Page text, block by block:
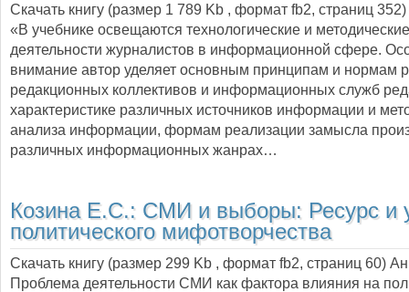
Скачать книгу (размер 1 789 Kb , формат fb2, страниц 352
«В учебнике освещаются технологические и
деятельности журналистов в информационной сфере.
внимание автор уделяет основным принципам и нормам
редакционных коллективов и информационных служб
характеристике различных источников информации и
анализа информации, формам реализации замысла
различных информационных жанрах…
Козина Е.С.: СМИ и выборы: Ресурс и
политического мифотворчества
Скачать книгу (размер 299 Kb , формат fb2, страниц 60)
Проблема деятельности СМИ как фактора влияния на